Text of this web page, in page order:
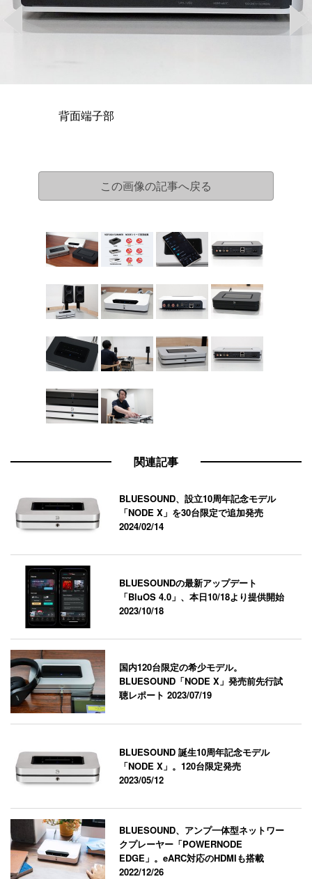
背面端子部
この画像の記事へ戻る
関連記事
BLUESOUND、設立10周年記念モデル
「NODE X」を30台限定で追加発売
2024/02/14
BLUESOUNDの最新アップデート
「BluOS 4.0」、本日10/18より提供開始
2023/10/18
国内120台限定の希少モデル。
BLUESOUND「NODE X」発売前先行試
聴レポート2023/07/19
BLUESOUND 誕生10周年記念モデル
「NODE X」。120台限定発売
2023/05/12
BLUESOUND、アンプ一体型ネットワー
クプレーヤー「POWERNODE
EDGE」。eARC対応のHDMIも搭載
2022/12/26